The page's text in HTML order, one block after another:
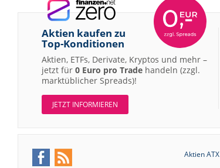
Aktien kaufen zu
Top-Konditionen
Aktien, ETFs, Derivate, Kryptos und mehr –
jetzt für 0 Euro pro Trade handeln (zzgl.
marktüblicher Spreads)!
JETZT INFORMIEREN
Aktien ATX